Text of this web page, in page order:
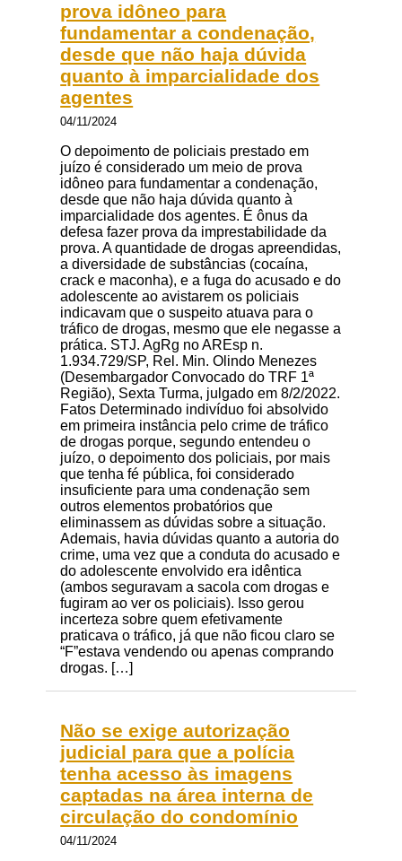
prova idôneo para
fundamentar a condenação,
desde que não haja dúvida
quanto à imparcialidade dos
agentes
04/11/2024
O depoimento de policiais prestado em
juízo é considerado um meio de prova
idôneo para fundamentar a condenação,
desde que não haja dúvida quanto à
imparcialidade dos agentes. É ônus da
defesa fazer prova da imprestabilidade da
prova. A quantidade de drogas apreendidas,
a diversidade de substâncias (cocaína,
crack e maconha), e a fuga do acusado e do
adolescente ao avistarem os policiais
indicavam que o suspeito atuava para o
tráfico de drogas, mesmo que ele negasse a
prática. STJ. AgRg no AREsp n.
1.934.729/SP, Rel. Min. Olindo Menezes
(Desembargador Convocado do TRF 1ª
Região), Sexta Turma, julgado em 8/2/2022.
Fatos Determinado indivíduo foi absolvido
em primeira instância pelo crime de tráfico
de drogas porque, segundo entendeu o
juízo, o depoimento dos policiais, por mais
que tenha fé pública, foi considerado
insuficiente para uma condenação sem
outros elementos probatórios que
eliminassem as dúvidas sobre a situação.
Ademais, havia dúvidas quanto a autoria do
crime, uma vez que a conduta do acusado e
do adolescente envolvido era idêntica
(ambos seguravam a sacola com drogas e
fugiram ao ver os policiais). Isso gerou
incerteza sobre quem efetivamente
praticava o tráfico, já que não ficou claro se
“F”estava vendendo ou apenas comprando
drogas. […]
Não se exige autorização
judicial para que a polícia
tenha acesso às imagens
captadas na área interna de
circulação do condomínio
04/11/2024